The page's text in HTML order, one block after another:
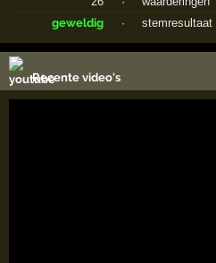
geweldig
· stemresultaat
Recente video's